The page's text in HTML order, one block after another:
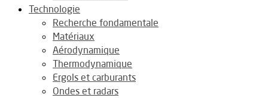
Technologie
Recherche fondamentale
Matériaux
Aérodynamique
Thermodynamique
Ergols et carburants
Ondes et radars